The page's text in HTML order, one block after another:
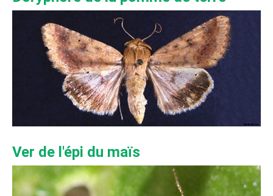
Ver de l'épi du maïs